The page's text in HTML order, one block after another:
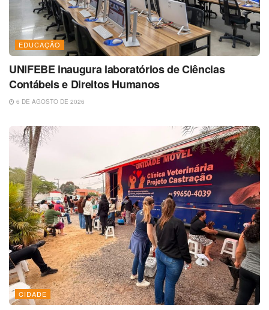
EDUCAÇÃO
UNIFEBE inaugura laboratórios de Ciências
Contábeis e Direitos Humanos
6 DE AGOSTO DE 2026
CIDADE